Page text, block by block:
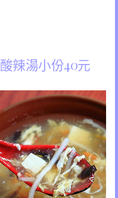
辣湯小份40元